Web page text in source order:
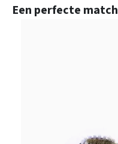
Productgalerij overslaan
Een perfecte match